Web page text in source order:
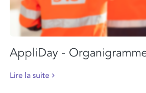
AppliDay -
Lire la suite